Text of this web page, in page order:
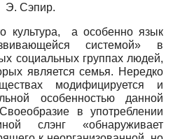
Э. Сэпир.
культура, а особенно язык
системой» в
социальных группах людей,
является семья. Нередко
модифицируется и
особенностью данной
в употреблении
слэнг «обнаруживает